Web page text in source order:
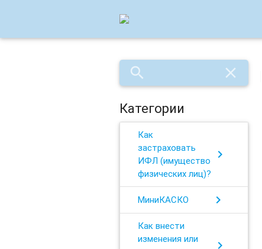
search close
Категории
Как
застраховать
ИФЛ (имущество
физических лиц)?
chevron_right
МиниКАСКО chevron_right
Как внести
изменения или
chevron_right